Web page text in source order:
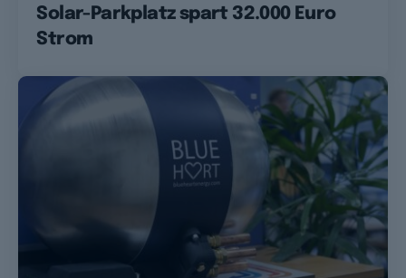
Solar-Parkplatz spart 32.000 Euro
Strom